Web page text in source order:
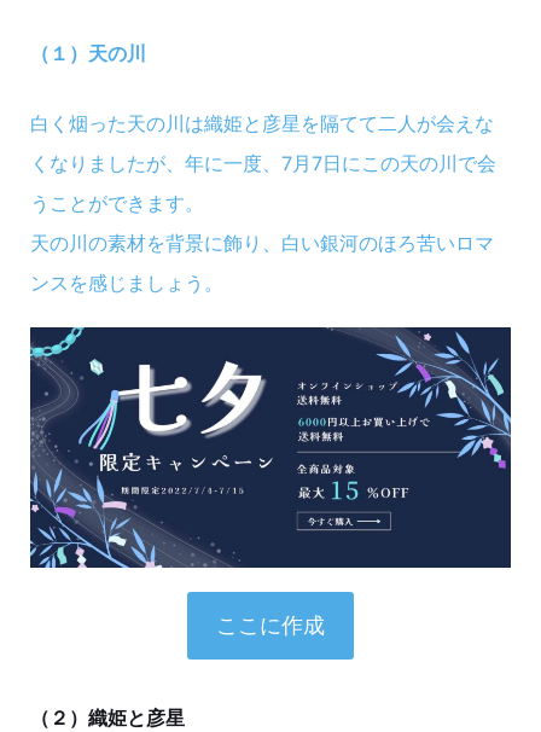
（１）天の川
白く烟った天の川は織姫と彦星を隔てて二人が会えな
くなりましたが、年に一度、7月7日にこの天の川で会
うことができます。
天の川の素材を背景に飾り、白い銀河のほろ苦いロマ
ンスを感じましょう。
ここに作成
（２）織姫と彦星